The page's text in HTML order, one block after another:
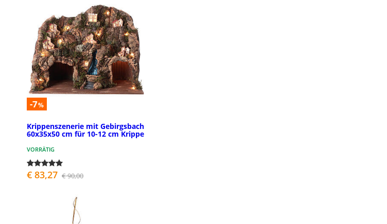
-7%
Krippenszenerie mit Gebirgsbach
60x35x50 cm für 10-12 cm Krippe
VORRÄTIG
€ 83,27 € 90,00